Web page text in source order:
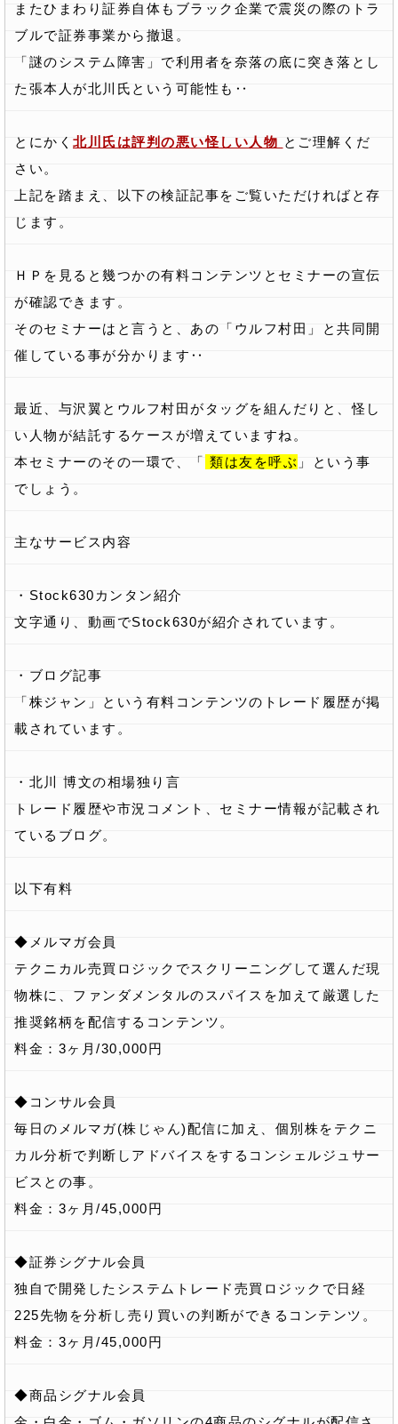
またひまわり証券自体もブラック企業で震災の際のトラ
ブルで証券事業から撤退。
「謎のシステム障害」で利用者を奈落の底に突き落とし
た張本人が北川氏という可能性も‥
とにかく 北川氏は評判の悪い怪しい人物 とご理解くだ
さい。
上記を踏まえ、以下の検証記事をご覧いただければと存
じます。
ＨＰを見ると幾つかの有料コンテンツとセミナーの宣伝
が確認できます。
そのセミナーはと言うと、あの「ウルフ村田」と共同開
催している事が分かります‥
最近、与沢翼とウルフ村田がタッグを組んだりと、怪し
い人物が結託するケースが増えていますね。
本セミナーのその一環で、「 類は友を呼ぶ 」という事
でしょう。
主なサービス内容
・Stock630カンタン紹介
文字通り、動画でStock630が紹介されています。
・ブログ記事
「株ジャン」という有料コンテンツのトレード履歴が掲
載されています。
・北川 博文の相場独り言
トレード履歴や市況コメント、セミナー情報が記載され
ているブログ。
以下有料
◆メルマガ会員
テクニカル売買ロジックでスクリーニングして選んだ現
物株に、ファンダメンタルのスパイスを加えて厳選した
推奨銘柄を配信するコンテンツ。
料金：3ヶ月/30,000円
◆コンサル会員
毎日のメルマガ(株じゃん)配信に加え、個別株をテクニ
カル分析で判断しアドバイスをするコンシェルジュサー
ビスとの事。
料金：3ヶ月/45,000円
◆証券シグナル会員
独自で開発したシステムトレード売買ロジックで日経
225先物を分析し売り買いの判断ができるコンテンツ。
料金：3ヶ月/45,000円
◆商品シグナル会員